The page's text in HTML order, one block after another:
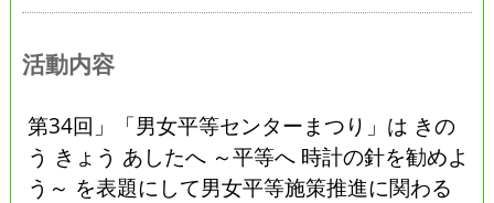
活動内容
第34回」「男女平等センターまつり」は きの
う きょう あしたへ ～平等へ 時計の針を勧めよ
う～ を表題にして男女平等施策推進に関わる